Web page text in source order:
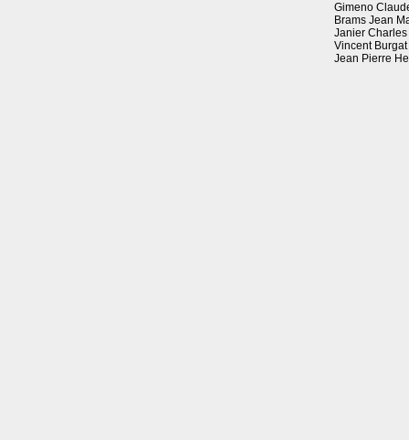
Gimeno
Brams Jean
Janier Charles
Vincent Burgat
Jean Pierre